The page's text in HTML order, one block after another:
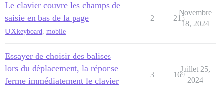
Le clavier couvre les champs de
saisie en bas de la page
UXkeyboard mobile
2 213
Novembre
18, 2024
Essayer de choisir des balises
lors du déplacement, la réponse
ferme immédiatement le clavier
3 169
Juillet 25,
2024